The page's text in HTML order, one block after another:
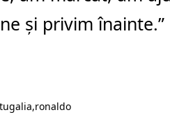
şi privim înainte.”
ronaldo